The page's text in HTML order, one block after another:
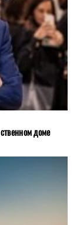
доме